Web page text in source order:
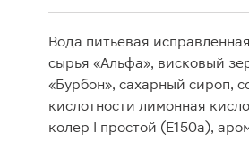
Вода питьевая
сырья «Альфа», висковый
«Бурбон», сахарный сироп,
кислотности лимонная
колер I простой (Е150а),